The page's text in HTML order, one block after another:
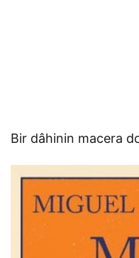
Bir dâhinin macera